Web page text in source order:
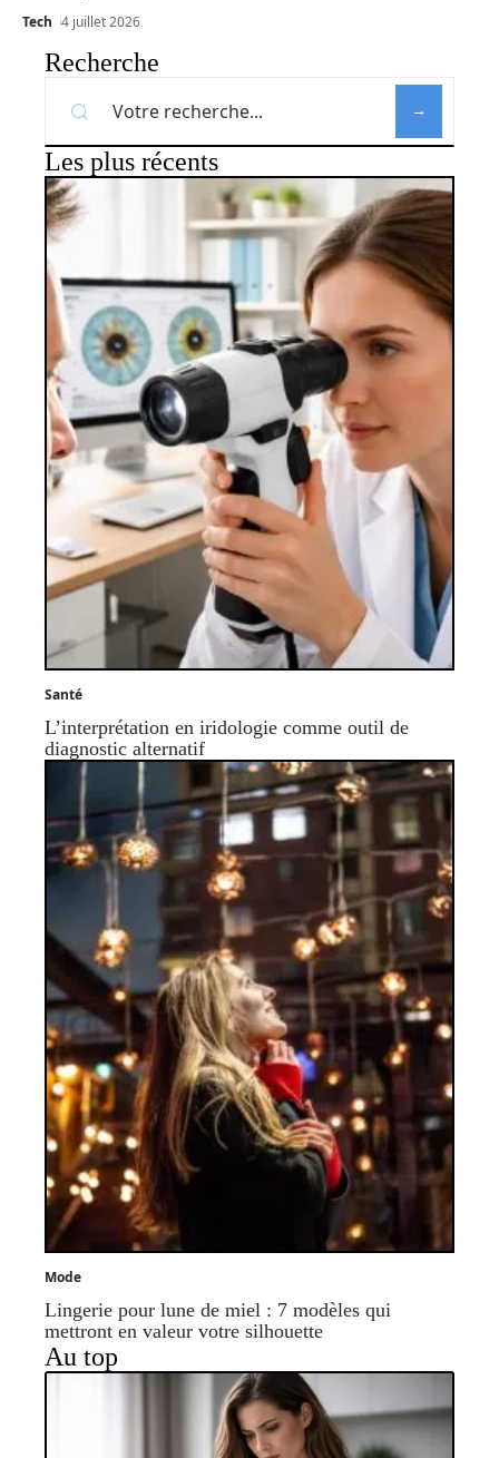
Tech 4 juillet 2026
Recherche
Les plus récents
Santé
L’interprétation en iridologie comme outil de
diagnostic alternatif
Mode
Lingerie pour lune de miel : 7 modèles qui
mettront en valeur votre silhouette
Au top